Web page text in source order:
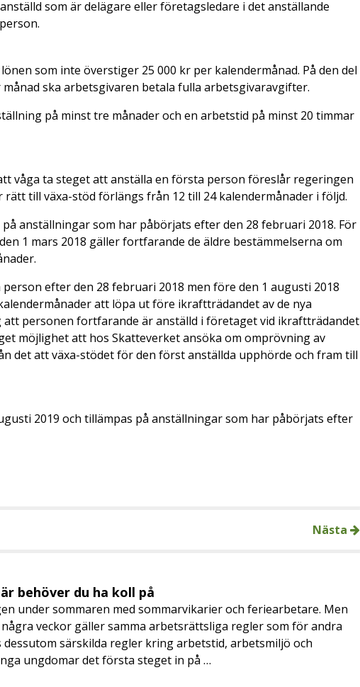
som är delägare eller företagsledare i det anställande
som inte överstiger 25 000 kr per kalendermånad. På den del
ska arbetsgivaren betala fulla arbetsgivaravgifter.
på minst tre månader och en arbetstid på minst 20 timmar
våga ta steget att anställa en första person föreslår regeringen
till växa-stöd förlängs från 12 till 24 kalendermånader i följd.
anställningar som har påbörjats efter den 28 februari 2018. För
1 mars 2018 gäller fortfarande de äldre bestämmelserna om
efter den 28 februari 2018 men före den 1 augusti 2018
att löpa ut före ikraftträdandet av de nya
personen fortfarande är anställd i företaget vid ikraftträdandet
möjlighet att hos Skatteverket ansöka om omprövning av
det att växa-stödet för den först anställda upphörde och fram till
2019 och tillämpas på anställningar som har påbörjats efter
Nästa
behöver du ha koll på
under sommaren med sommarvikarier och feriearbetare. Men
veckor gäller samma arbetsrättsliga regler som för andra
särskilda regler kring arbetstid, arbetsmiljö och
ungdomar det första steget in på …